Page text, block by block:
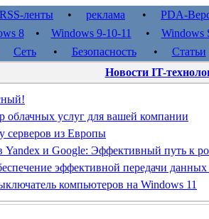
RSS-ленты • реклама • PDA-
8• Windows 9-10-11 • Windows
Сеть• Безопасность• Статьи
Новости IT-
услуг для вашей компании
серверов из Европы
Yandex и Google: Эффективный путь к
эффективной передачи
компьютеров на Windows 11